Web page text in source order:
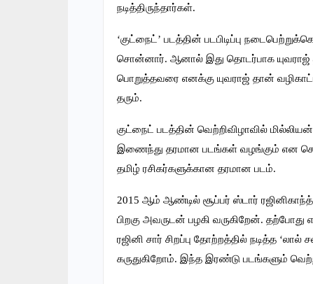
நடித்திருந்தார்கள்.
‘குட்நைட்’ படத்தின் படபிடிப்பு
சொன்னார். ஆனால் இது தொடர்பாக யுவராஜ்
பொறுத்தவரை எனக்கு யுவராஜ் தான்
தரும்.
குட்நைட் படத்தின் வெற்றிவிழாவில்
இணைந்து தரமான படங்கள் வழங்கும் என
தமிழ் ரசிகர்களுக்கான தரமான படம்.
2015 ஆம் ஆண்டில் சூப்பர் ஸ்டார்
பிறகு அவருடன் பழகி வருகிறேன்.
ரஜினி சார் சிறப்பு தோற்றத்தில் நடித்த
கருதுகிறோம். இந்த இரண்டு படங்களும்